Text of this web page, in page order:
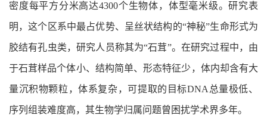
密度每平方分米高达4300个生物体，体型毫米级。研究表
明，这个区系中最占优势、呈丝状结构的“神秘”生命形式为
胶结有孔虫类，研究人员称其为“石茸”。在研究过程中，由
于石茸样品个体小、结构简单、形态特征少，体内却含有大
量沉积物颗粒，体系复杂，可提取的目标DNA总量极低、
序列组装难度高，其生物学归属问题曾困扰学术界多年。